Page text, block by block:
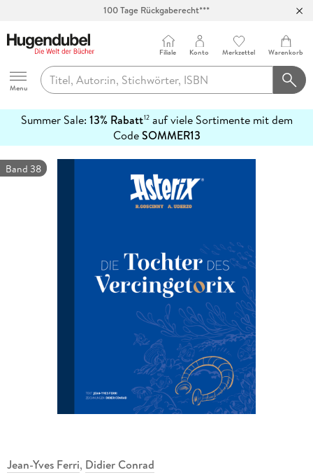
100 Tage Rückgaberecht***
Hugendubel
Menu
Filiale Konto Merkzettel Warenkorb
Summer Sale: 13% Rabatt12auf viele Sortimente mit dem
CodeSOMMER13
erfahren
Band 38
Jean-Yves Ferri, Didier Conrad